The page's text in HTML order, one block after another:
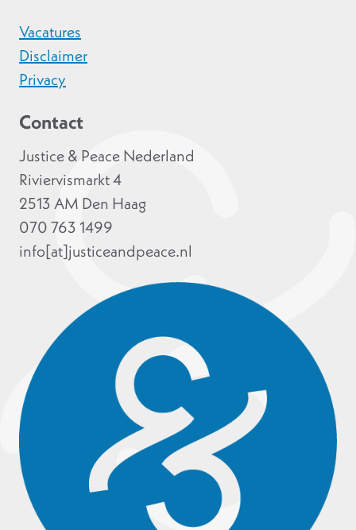
Vacatures
Disclaimer
Privacy
Contact
Justice & Peace Nederland
Riviervismarkt 4
2513 AM Den Haag
070 763 1499
info[at]justiceandpeace.nl